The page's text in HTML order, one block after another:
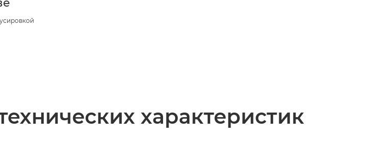
характеристик